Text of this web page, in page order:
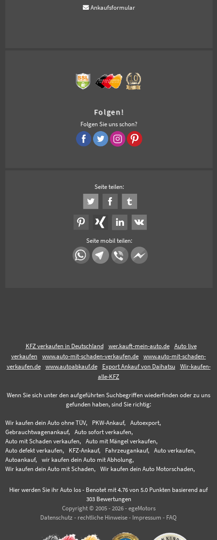
Ankaufsformular
Folgen!
Folgen Sie uns schon?
Seite teilen:
Seite mobil teilen:
KFZ verkaufen in Deutschland wer.kauft-mein-auto.de
Auto live
verkaufen
www.auto-mit-schaden-verkaufen.de
www.auto-mit-schaden-
verkaufen.de
www.autoabkauf.de Export Ankauf von Daihatsu
Wir-kaufen-
alle-KFZ
Wenn Sie sich unter den aufgeführten Suchbegriffen wiederfinden oder zu uns
gefunden haben, sind Sie richtig:
Wir kaufen dein Auto ohne TÜV, PKW-Ankauf,
Autoexport,
Gebrauchtwagenankauf,
Auto sofort verkaufen,
Auto mit Schaden verkaufen,
Auto mit Mängel verkaufen,
Auto defekt verkaufen,
KFZ-Ankauf, Fahrzeugankauf,
Auto verkaufen,
Autoankauf,
wir kaufen dein Auto mit Abholung,
Wir kaufen dein Auto mit Schaden,
Wir kaufen dein Auto Motorschaden,
Hier werden Sie ihr Auto los - Benotet mit 4.76 von 5.0 Punkten basierend auf
303Bewertungen
Copyright © 2005 - 2026 - egeMotors
Datenschutz - rechtliche Hinweise - Impressum - FAQ